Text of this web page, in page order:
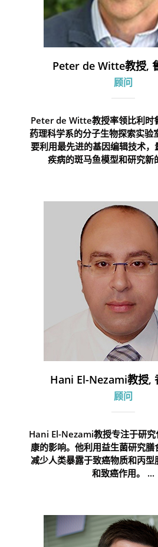
Peter de Witte教授,
顾问
Peter de Witte教授率领比利时
药理科学系的分子生物探索实验
要利用最先进的基因编辑技术，
疾病的斑马鱼模型和研究新
Hani El-Nezami教授,
顾问
Hani El-Nezami教授专注于研
康的影响。他利用益生菌研究膳
减少人类暴露于致癌物质和丙型
和致癌作用。 ...